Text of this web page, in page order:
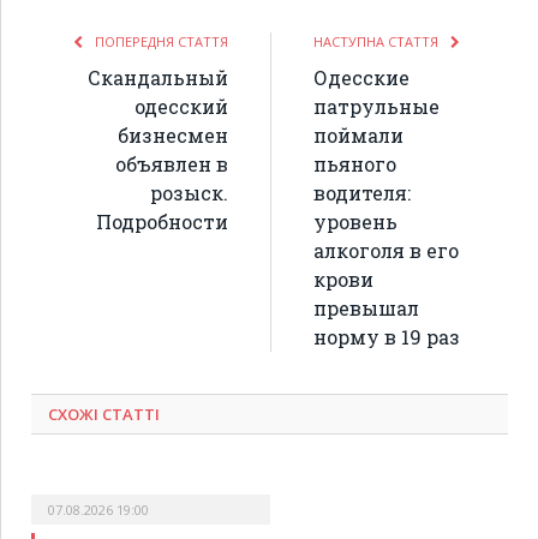
ПОПЕРЕДНЯ СТАТТЯ
Скандальный
одесский
бизнесмен
объявлен в
розыск.
Подробности
НАСТУПНА СТАТТЯ
Одесские
патрульные
поймали
пьяного
водителя:
уровень
алкоголя в его
крови
превышал
норму в 19 раз
СХОЖІ СТАТТІ
07.08.2026 19:00